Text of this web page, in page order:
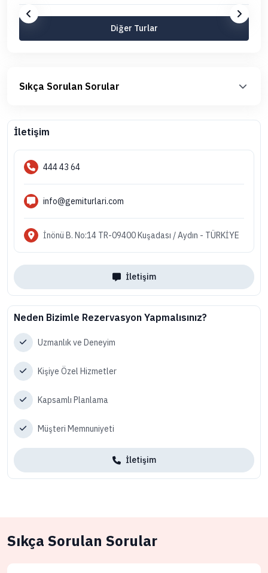
Diğer Turlar
Sıkça Sorulan Sorular
İletişim
444 43 64
info@gemiturlari.com
İnönü B. No:14 TR-09400 Kuşadası / Aydın - TÜRKİYE
İletişim
Neden Bizimle Rezervasyon Yapmalısınız?
Uzmanlık ve Deneyim
Kişiye Özel Hizmetler
Kapsamlı Planlama
Müşteri Memnuniyeti
İletişim
Sıkça Sorulan Sorular